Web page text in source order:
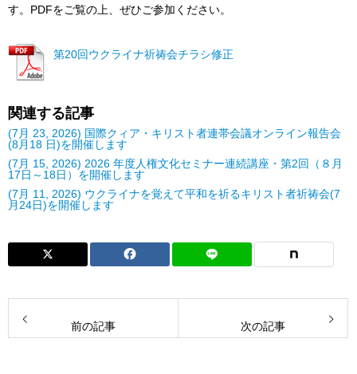
す。PDFをご覧の上、ぜひご参加ください。
第20回ウクライナ祈祷会チラシ修正
関連する記事
(7月 23, 2026) 国際クィア・キリスト者連帯会議オンライン報告会
(8月18 日)を開催します
(7月 15, 2026) 2026 年度人権文化セミナー連続講座・第2回（８月
17日～18日）を開催します
(7月 11, 2026) ウクライナを覚えて平和を祈るキリスト者祈祷会(7
月24日)を開催します
前の記事 次の記事